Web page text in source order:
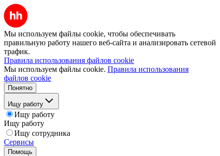
Мы используем файлы cookie, чтобы обеспечивать
правильную работу нашего веб-сайта и анализировать сетевой
трафик.
Правила использования файлов cookie
Мы используем файлы cookie. Правила использования
файлов cookie
Понятно
Ищу работу
Ищу работу
Ищу работу
Ищу сотрудника
Сервисы
Помощь